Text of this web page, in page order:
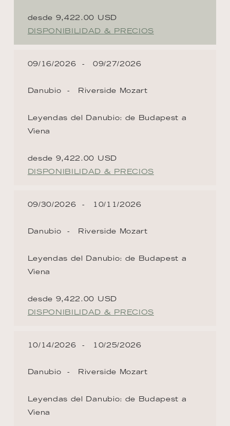
desde 9,422.00 USD
DISPONIBILIDAD & PRECIOS
09/16/2026 09/27/2026
Danubio Riverside Mozart
Leyendas del Danubio: de Budapest a
Viena
desde 9,422.00 USD
DISPONIBILIDAD & PRECIOS
09/30/2026 10/11/2026
Danubio Riverside Mozart
Leyendas del Danubio: de Budapest a
Viena
desde 9,422.00 USD
DISPONIBILIDAD & PRECIOS
10/14/2026 10/25/2026
Danubio Riverside Mozart
Leyendas del Danubio: de Budapest a
Viena